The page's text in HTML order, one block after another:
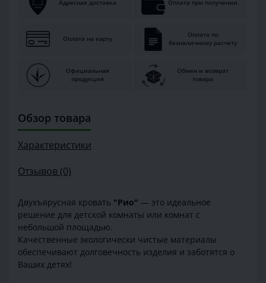
Адресная доставка Оплата при получении
Оплата на карту
Оплата по
безналичному расчету
Официальная
продукция
Обмен и возврат
товара
Обзор товара
Характеристики
Отзывов (0)
Двухъярусная кровать "Рио" — это идеальное
решение для детской комнаты или комнат с
небольшой площадью.
Качественные экологически чистые материалы
обеспечивают долговечность изделия и заботятся о
Ваших детях!